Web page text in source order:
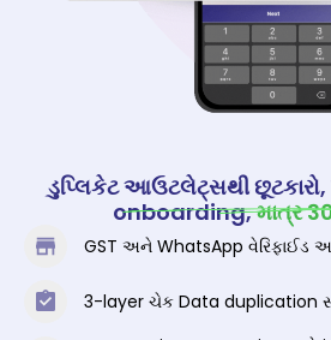
ડુપ્લિકેટ આઉટલેટ્સથી
onboarding,માત્ર
GST અને WhatsApp વેરિફાઈડ
3-layer ચેક Data duplication